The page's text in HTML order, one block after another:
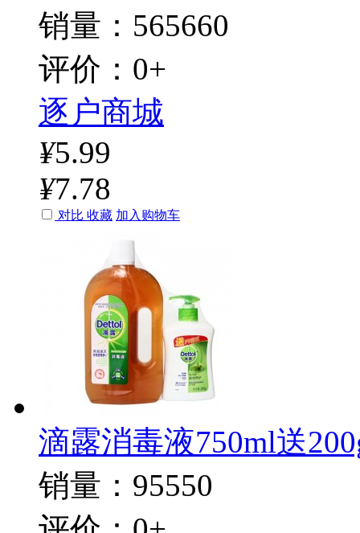
销量：565660
评价：0+
逐户商城
¥5.99
¥7.78
对比 收藏 加入购物车
滴露消毒液750ml送
销量：95550